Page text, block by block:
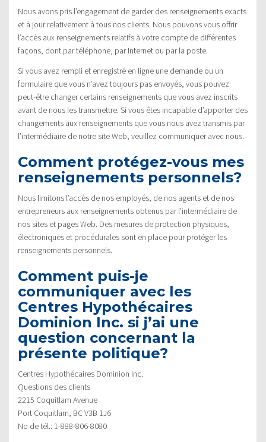
Nous avons pris l’engagement de garder des renseignements exacts
et à jour relativement à tous nos clients. Nous pouvons vous offrir
l’accès aux renseignements relatifs à votre compte de différentes
façons, dont par téléphone, par Internet ou par la poste.
Si vous avez rempli et enregistré en ligne une demande ou un
formulaire que vous n’avez toujours pas envoyés, vous pouvez
peut-être changer certains renseignements que vous avez inscrits
avant de nous les transmettre. Si vous êtes incapable d’apporter des
changements aux renseignements que vous nous avez transmis par
l’intermédiaire de notre site Web, veuillez communiquer avec nous.
Comment protégez-vous mes
renseignements personnels?
Nous limitons l’accès de nos employés, de nos agents et de nos
entrepreneurs aux renseignements obtenus par l’intermédiaire de
nos sites et pages Web. Des mesures de protection physiques,
électroniques et procédurales sont en place pour protéger les
renseignements personnels.
Comment puis-je
communiquer avec les
Centres Hypothécaires
Dominion Inc. si j’ai une
question concernant la
présente politique?
Centres Hypothécaires Dominion Inc.
Questions des clients
2215 Coquitlam Avenue
Port Coquitlam, BC V3B 1J6
No de tél.: 1-888-806-8080